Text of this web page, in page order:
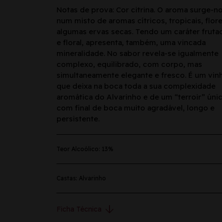
Notas de prova: Cor citrina. O aroma surge-
num misto de aromas cítricos, tropicais,
algumas ervas secas. Tendo um caráter
e floral, apresenta, também, uma vincada
mineralidade. No sabor revela-se igualmente
complexo, equilibrado, com corpo, mas
simultaneamente elegante e fresco. É um
que deixa na boca toda a sua complexidade
aromática do Alvarinho e de um “terroir”
com final de boca muito agradável, longo e
persistente.
Teor Alcoólico: 13%
Castas: Alvarinho